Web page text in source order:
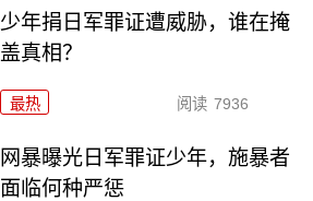
少年捐日军罪证遭威胁，谁在掩
盖真相？
最热 阅读 7936
网暴曝光日军罪证少年，施暴者
面临何种严惩